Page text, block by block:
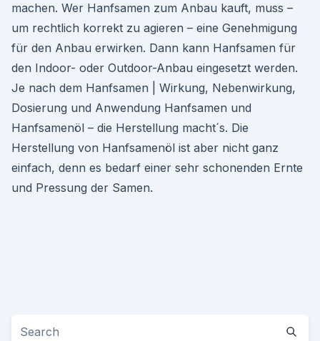
machen. Wer Hanfsamen zum Anbau kauft, muss –
um rechtlich korrekt zu agieren – eine Genehmigung
für den Anbau erwirken. Dann kann Hanfsamen für
den Indoor- oder Outdoor-Anbau eingesetzt werden.
Je nach dem Hanfsamen | Wirkung, Nebenwirkung,
Dosierung und Anwendung Hanfsamen und
Hanfsamenöl – die Herstellung macht´s. Die
Herstellung von Hanfsamenöl ist aber nicht ganz
einfach, denn es bedarf einer sehr schonenden Ernte
und Pressung der Samen.